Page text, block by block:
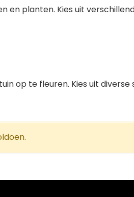
en planten. Kies uit
op te fleuren. Kies uit diverse